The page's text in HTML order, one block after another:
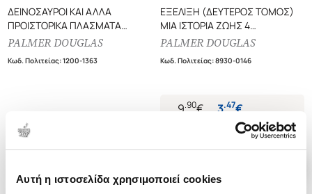
Αυτή η ιστοσελίδα χρησιμοποιεί cookies
ΔΕΙΝΟΣΑΥΡΟΙ ΚΑΙ ΑΛΛΑ
ΠΡΟΙΣΤΟΡΙΚΑ ΠΛΑΣΜΑΤΑ
ΜΙΚΡΟΙ ΕΠΙΣΤΗΜΟΝΕΣ - ΜΕ
ΑΝΑΔΙΠΛΟΥΜΕΝΕΣ ΕΙΚΟΝΕΣ ΚΑΙ
PALMER DOUGLAS
Κωδ. Πολιτείας:1200-1363
ΕΞΕΛΙΞΗ (ΔΕΥΤΕΡΟΣ ΤΟΜΟΣ)
ΜΙΑ ΙΣΤΟΡΙΑ ΖΩΗΣ 4
ΔΙΣΕΚΑΤΟΜΜΥΡΙΩΝ ΕΤΩΝ
PALMER DOUGLAS
Κωδ. Πολιτείας:8930-0146
9.90€ 3.47€
Τιμή Πολιτείας